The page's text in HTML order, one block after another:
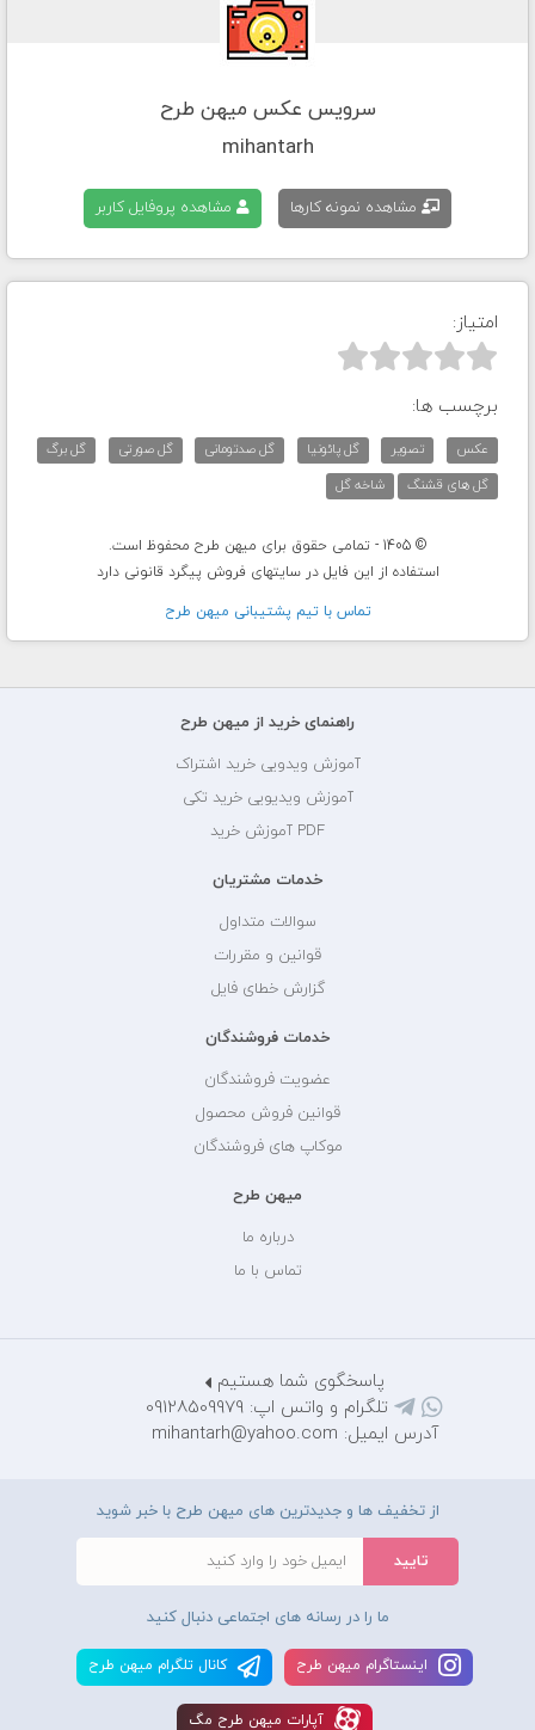
سرویس عکس میهن طرح
mihantarh
مشاهده نمونه کارها مشاهده پروفایل کاربر
امتیاز:



برچسب ها:
عکس تصویر گل پائونیا گل صدتومانی گل صورتی
گل برگ
گل های قشنگ
شاخه گل
© 1405 - تمامی حقوق برای میهن طرح محفوظ است.
استفاده از این فایل در سایتهای فروش پیگرد قانونی دارد
تماس با تيم پشتيبانی ميهن طرح
راهنمای خرید از میهن طرح
آموزش ویدویی خرید اشتراک
آموزش ویدیویی خرید تکی
PDF آموزش خرید
خدمات مشتریان
سوالات متداول
قوانین و مقررات
گزارش خطای فایل
خدمات فروشندگان
عضویت فروشندگان
قوانین فروش محصول
موکاپ های فروشندگان
میهن طرح
درباره ما
تماس با ما
پاسخگوی شما هستیم
تلگرام و واتس اپ: 09128509979
آدرس ایمیل: mihantarh@yahoo.com
از تخفیف ها و جدیدترین های میهن طرح با خبر شوید
ما را در رسانه های اجتماعی دنبال کنید
اينستاگرام ميهن طرح کانال تلگرام ميهن طرح
آپارات ميهن طرح مگ